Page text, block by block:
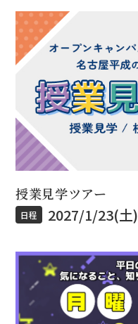
授業見学ツアー
日程 2027/1/23(土)